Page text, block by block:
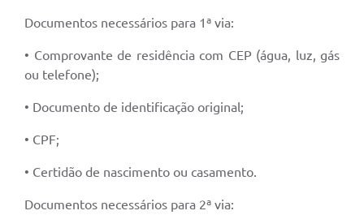
Documentos necessários para 1ª via:
• Comprovante de residência com CEP (água, luz, gás
ou telefone);
• Documento de identificação original;
• CPF;
• Certidão de nascimento ou casamento.
Documentos necessários para 2ª via: